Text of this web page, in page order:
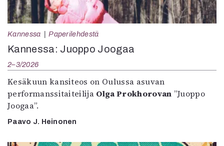
Kannessa Paperilehdestä
Kannessa: Juoppo Joogaa
2–3/2026
Kesäkuun kansiteos on Oulussa asuvan
performanssitaiteilija Olga Prokhorovan ”Juoppo
Joogaa”.
Paavo J. Heinonen